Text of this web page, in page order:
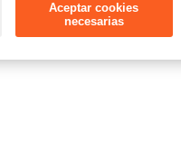
Aceptar cookies
necesarias